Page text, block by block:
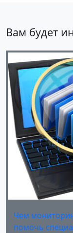
Вам будет
Чем
помочь